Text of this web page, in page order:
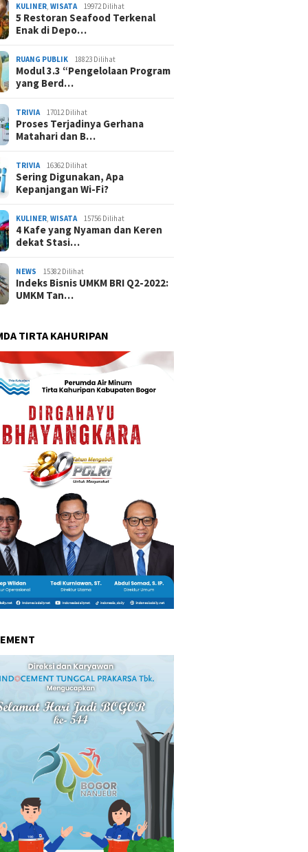
KULINER ,WISATA 19972 Dilihat
5 Restoran Seafood Terkenal
Enak di Depo…
RUANG PUBLIK 18823 Dilihat
Modul 3.3 “Pengelolaan Program
yang Berd…
TRIVIA 17012 Dilihat
Proses Terjadinya Gerhana
Matahari dan B…
TRIVIA 16362 Dilihat
Sering Digunakan, Apa
Kepanjangan Wi-Fi?
KULINER ,WISATA 15756 Dilihat
4 Kafe yang Nyaman dan Keren
dekat Stasi…
NEWS 15382 Dilihat
Indeks Bisnis UMKM BRI Q2-2022:
UMKM Tan…
TIRTA KAHURIPAN